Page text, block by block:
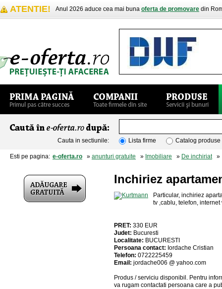
ATENTIE! Anul 2026 aduce cea mai buna oferta de promovare din
Cauta in sectiunile: Lista firme Catalog produse
Esti pe pagina: e-oferta.ro » anunturi gratuite » Imobiliare » De inchiriat»
Inchiriez
Particular, inchiriez
tv ,cablu, telefon,
PRET: 330 EUR
Judet: Bucuresti
Localitate: BUCURESTI
Persoana contact: Iordache Cristian
Telefon: 0722225459
Email: jordache006 @ yahoo.com
Produs / serviciu disponibil . Pentru
va rugam contactati persoana care a